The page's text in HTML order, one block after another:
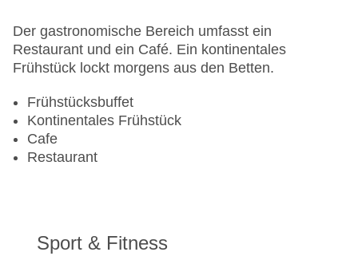
Der gastronomische Bereich umfasst ein
Restaurant und ein Café. Ein kontinentales
Frühstück lockt morgens aus den Betten.
Frühstücksbuffet
Kontinentales Frühstück
Cafe
Restaurant
Sport & Fitness